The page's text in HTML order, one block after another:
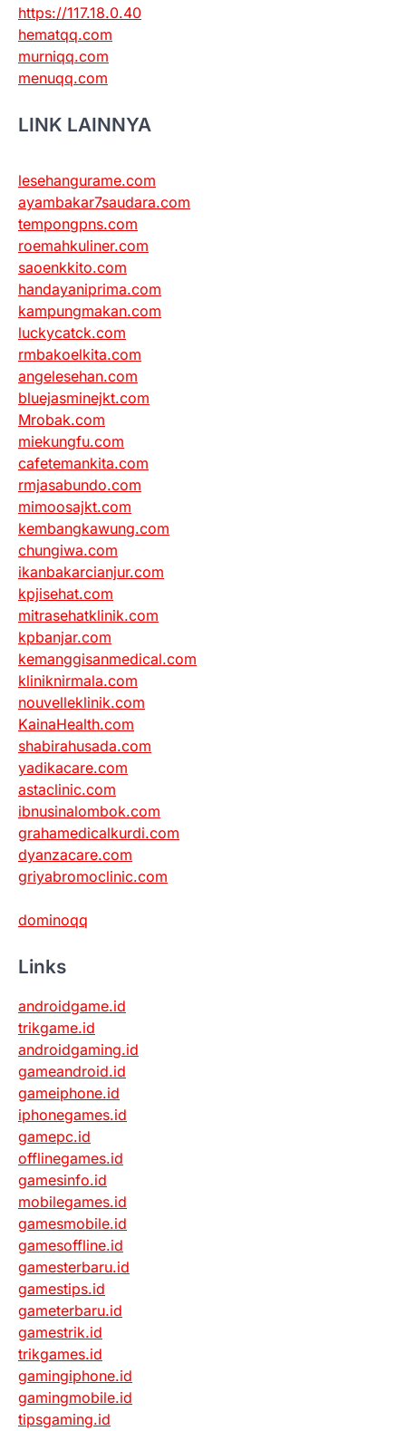
https://117.18.0.40
hematqq.com
murniqq.com
menuqq.com
LINK LAINNYA
lesehangurame.com
ayambakar7saudara.com
tempongpns.com
roemahkuliner.com
saoenkkito.com
handayaniprima.com
kampungmakan.com
luckycatck.com
rmbakoelkita.com
angelesehan.com
bluejasminejkt.com
Mrobak.com
miekungfu.com
cafetemankita.com
rmjasabundo.com
mimoosajkt.com
kembangkawung.com
chungiwa.com
ikanbakarcianjur.com
kpjisehat.com
mitrasehatklinik.com
kpbanjar.com
kemanggisanmedical.com
kliniknirmala.com
nouvelleklinik.com
KainaHealth.com
shabirahusada.com
yadikacare.com
astaclinic.com
ibnusinalombok.com
grahamedicalkurdi.com
dyanzacare.com
griyabromoclinic.com
dominoqq
Links
androidgame.id
trikgame.id
androidgaming.id
gameandroid.id
gameiphone.id
iphonegames.id
gamepc.id
offlinegames.id
gamesinfo.id
mobilegames.id
gamesmobile.id
gamesoffline.id
gamesterbaru.id
gamestips.id
gameterbaru.id
gamestrik.id
trikgames.id
gamingiphone.id
gamingmobile.id
tipsgaming.id